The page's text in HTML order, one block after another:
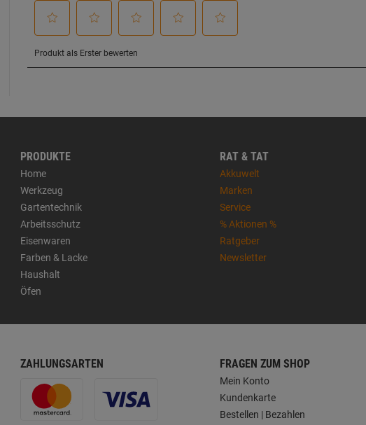
PRODUKTE
Home
Werkzeug
Gartentechnik
Arbeitsschutz
Eisenwaren
Farben & Lacke
Haushalt
Öfen
RAT & TAT
Akkuwelt
Marken
Service
% Aktionen %
Ratgeber
Newsletter
ZAHLUNGSARTEN FRAGEN ZUM SHOP
Mein Konto
Kundenkarte
Bestellen | Bezahlen